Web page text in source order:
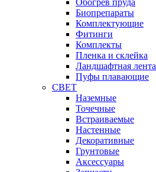
Обогрев пруда
Биопрепараты
Комплектующие
Фитинги
Комплекты
Пленка и склейка
Ландшафтная лента
Пуфы плавающие
СВЕТ
Наземные
Точечные
Встраиваемые
Настенные
Декоративные
Грунтовые
Аксессуары